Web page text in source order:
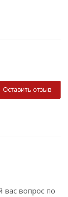
Оставить отзыв
вопрос по